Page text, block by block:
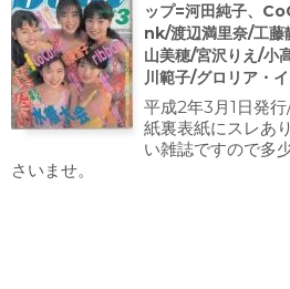
ップ=河田純子、
nk/渡辺満里奈/工藤
山美穂/宮沢りえ/小
川範子/グロリア・
平成2年3月1日発
紙裏表紙にスレあ
い雑誌ですので多
さいませ。